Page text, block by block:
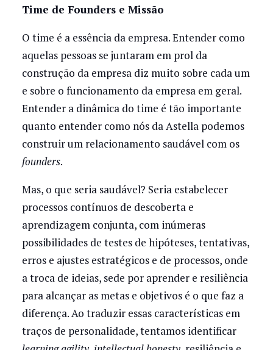
Time de Founders e Missão
O time é a essência da empresa. Entender como
aquelas pessoas se juntaram em prol da
construção da empresa diz muito sobre cada um
e sobre o funcionamento da empresa em geral.
Entender a dinâmica do time é tão importante
quanto entender como nós da Astella podemos
construir um relacionamento saudável com os
founders.
Mas, o que seria saudável? Seria estabelecer
processos contínuos de descoberta e
aprendizagem conjunta, com inúmeras
possibilidades de testes de hipóteses, tentativas,
erros e ajustes estratégicos e de processos, onde
a troca de ideias, sede por aprender e resiliência
para alcançar as metas e objetivos é o que faz a
diferença. Ao traduzir essas características em
traços de personalidade, tentamos identificar